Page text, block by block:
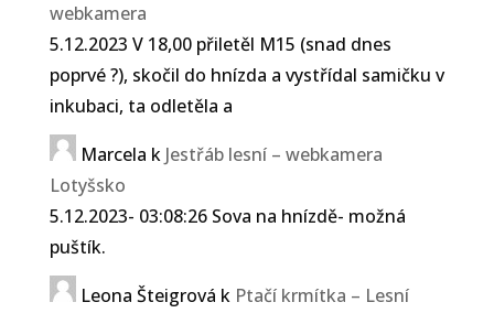
webkamera
5.12.2023 V 18,00 přiletěl M15 (snad dnes
poprvé ?), skočil do hnízda a vystřídal samičku v
inkubaci, ta odletěla a
Marcela k Jestřáb lesní – webkamera
Lotyšsko
5.12.2023- 03:08:26 Sova na hnízdě- možná
puštík.
Leona Šteigrová k Ptačí krmítka – Lesní